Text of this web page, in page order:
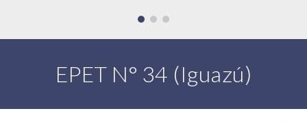
EPET N° 34 (Iguazú)